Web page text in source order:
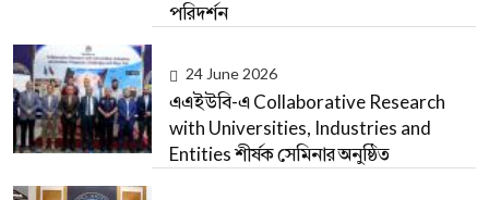
পরিদর্শন
24 June 2026
এএইউবি-এ Collaborative Research
with Universities, Industries and
Entities শীর্ষক সেমিনার অনুষ্ঠিত